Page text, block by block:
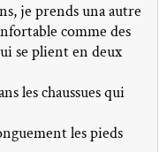
je prends una autre
comme des
se plient en deux
les chaussues qui
les pieds